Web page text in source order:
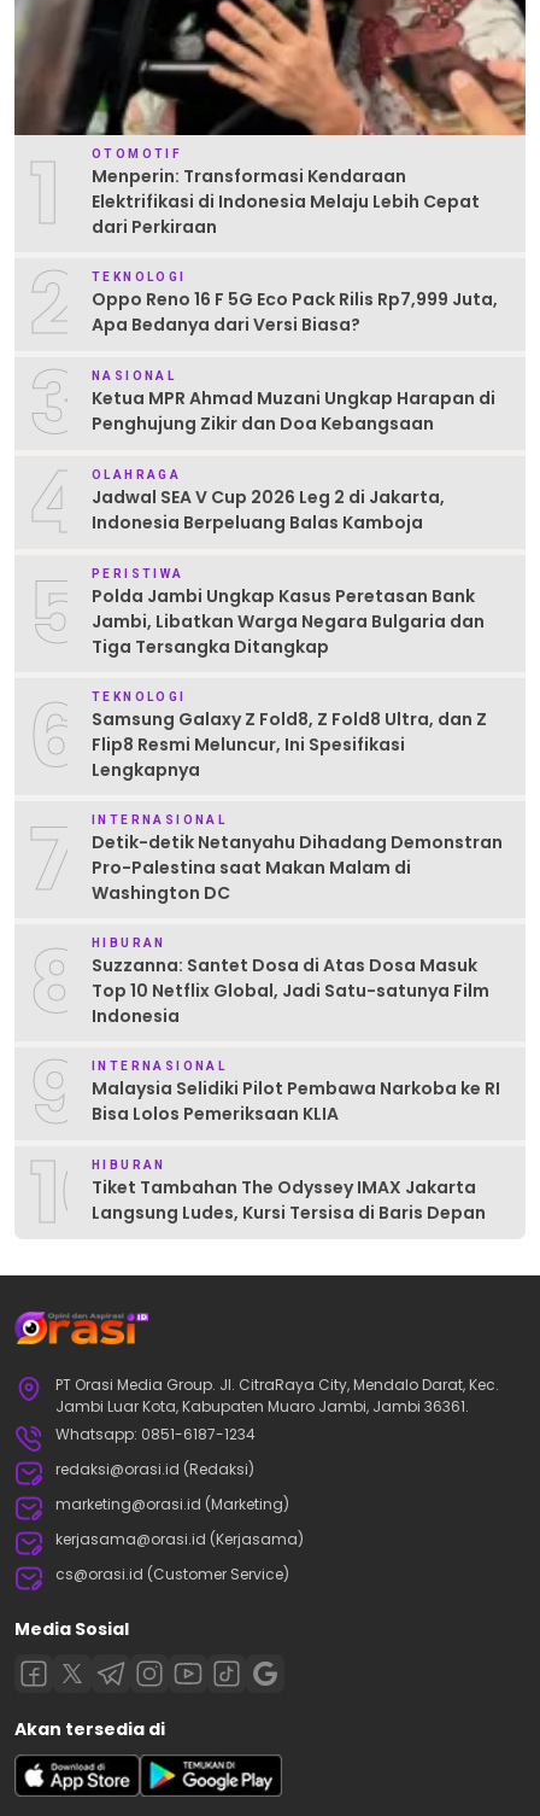
1 OTOMOTIF
Menperin: Transformasi Kendaraan
Elektrifikasi di Indonesia Melaju Lebih Cepat
dari Perkiraan
2 TEKNOLOGI
Oppo Reno 16 F 5G Eco Pack Rilis Rp7,999 Juta,
Apa Bedanya dari Versi Biasa?
3 NASIONAL
Ketua MPR Ahmad Muzani Ungkap Harapan di
Penghujung Zikir dan Doa Kebangsaan
4 OLAHRAGA
Jadwal SEA V Cup 2026 Leg 2 di Jakarta,
Indonesia Berpeluang Balas Kamboja
5 PERISTIWA
Polda Jambi Ungkap Kasus Peretasan Bank
Jambi, Libatkan Warga Negara Bulgaria dan
Tiga Tersangka Ditangkap
6 TEKNOLOGI
Samsung Galaxy Z Fold8, Z Fold8 Ultra, dan Z
Flip8 Resmi Meluncur, Ini Spesifikasi
Lengkapnya
7 INTERNASIONAL
Detik-detik Netanyahu Dihadang Demonstran
Pro-Palestina saat Makan Malam di
Washington DC
8 HIBURAN
Suzzanna: Santet Dosa di Atas Dosa Masuk
Top 10 Netflix Global, Jadi Satu-satunya Film
Indonesia
9 INTERNASIONAL
Malaysia Selidiki Pilot Pembawa Narkoba ke RI
Bisa Lolos Pemeriksaan KLIA
10HIBURAN
Tiket Tambahan The Odyssey IMAX Jakarta
Langsung Ludes, Kursi Tersisa di Baris Depan
PT Orasi Media Group. Jl. CitraRaya City, Mendalo Darat, Kec.
Jambi Luar Kota, Kabupaten Muaro Jambi, Jambi 36361.
Whatsapp: 0851-6187-1234
redaksi@orasi.id (Redaksi)
marketing@orasi.id (Marketing)
kerjasama@orasi.id (Kerjasama)
cs@orasi.id (Customer Service)
Media Sosial
Akan tersedia di